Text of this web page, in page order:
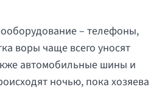
– телефоны,
воры чаще всего уносят
автомобильные шины и
ночью, пока хозяева